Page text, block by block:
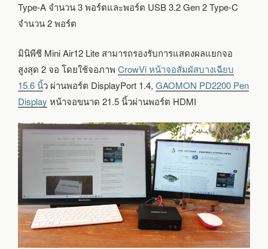
Type-A จำนวน 3 พอร์ตและพอร์ต USB 3.2 Gen 2 Type-C
จำนวน 2 พอร์ต
มินิพีซี Mini Air12 Lite สามารถรองรับการแสดงผลแยกจอ
สูงสุด 2 จอ โดยใช้จอภาพ CrowVi หน้าจอสัมผัสบางเฉียบ
15.6 นิ้ว ผ่านพอร์ต DisplayPort 1.4, GAOMON PD2200 Pen
Display หน้าจอขนาด 21.5 นิ้วผ่านพอร์ต HDMI